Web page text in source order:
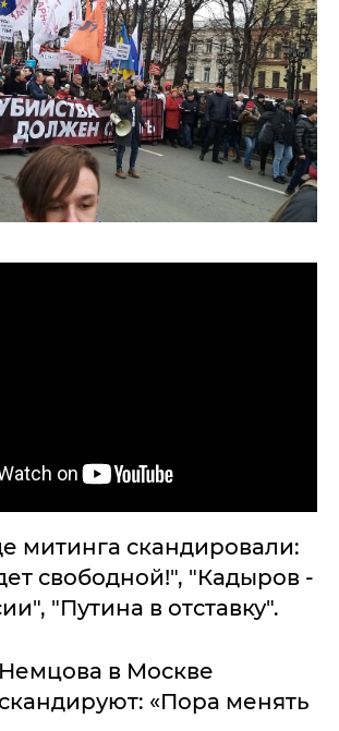
митинга скандировали:
свободной!", "Кадыров -
"Путина в отставку".
в Москве
«Пора менять